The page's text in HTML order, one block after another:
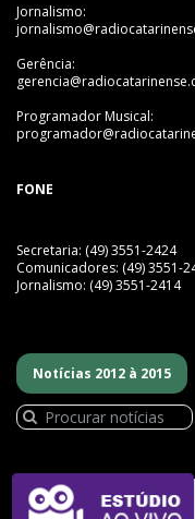
Jornalismo:
Gerência:
Programador Musical:
FONE
Secretaria: (49) 3551-2424
Comunicadores: (49) 3551-
Jornalismo: (49) 3551-2414
Notícias 2012 à 2015